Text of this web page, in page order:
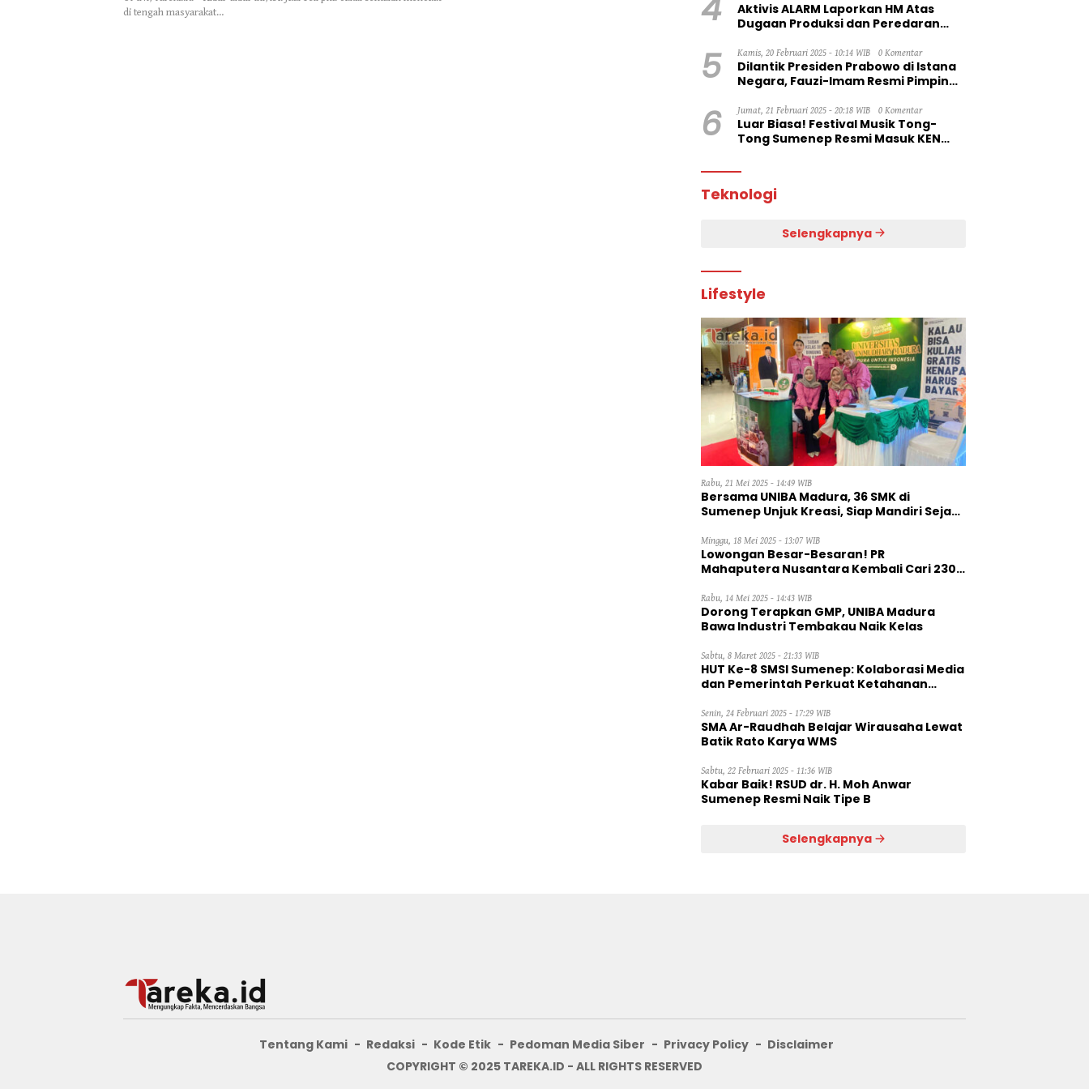
di tengah masyarakat…
Aktivis ALARM Laporkan HM Atas
Dugaan Produksi dan Peredaran
5 Kamis, 20 Februari 2025 - 10:14 WIB 0 Komentar
Dilantik Presiden Prabowo di Istana
Negara, Fauzi-Imam Resmi Pimpin
6 Jumat, 21 Februari 2025 - 20:18 WIB 0 Komentar
Luar Biasa! Festival Musik Tong-
Tong Sumenep Resmi Masuk KEN
Teknologi
Selengkapnya
Lifestyle
Rabu, 21 Mei 2025 - 14:49 WIB
Bersama UNIBA Madura, 36 SMK di
Sumenep Unjuk Kreasi, Siap Mandiri Sejak
Minggu, 18 Mei 2025 - 13:07 WIB
Lowongan Besar-Besaran! PR
Mahaputera Nusantara Kembali Cari 230
Rabu, 14 Mei 2025 - 14:43 WIB
Dorong Terapkan GMP, UNIBA Madura
Bawa Industri Tembakau Naik Kelas
Sabtu, 8 Maret 2025 - 21:33 WIB
HUT Ke-8 SMSI Sumenep: Kolaborasi Media
dan Pemerintah Perkuat Ketahanan
Senin, 24 Februari 2025 - 17:29 WIB
SMA Ar-Raudhah Belajar Wirausaha Lewat
Batik Rato Karya WMS
Sabtu, 22 Februari 2025 - 11:36 WIB
Kabar Baik! RSUD dr. H. Moh Anwar
Sumenep Resmi Naik Tipe B
Selengkapnya
Tentang Kami Redaksi Kode Etik Pedoman Media Siber Privacy Policy
Disclaimer
COPYRIGHT © 2025 TAREKA.ID - ALL RIGHTS RESERVED